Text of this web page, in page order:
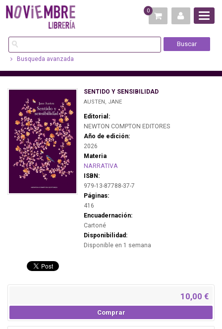
0
Busqueda avanzada
SENTIDO Y SENSIBILIDAD
AUSTEN, JANE
Editorial:
NEWTON COMPTON EDITORES
Año de edición:
2026
Materia
NARRATIVA
ISBN:
979-13-87788-37-7
Páginas:
416
Encuadernación:
Cartoné
Disponibilidad:
Disponible en 1 semana
10,00 €
Comprar